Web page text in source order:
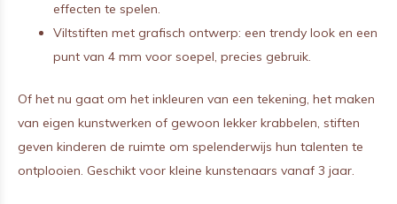
effecten te spelen.
Viltstiften met grafisch ontwerp: een trendy look en een
punt van 4 mm voor soepel, precies gebruik.
Of het nu gaat om het inkleuren van een tekening, het maken
van eigen kunstwerken of gewoon lekker krabbelen, stiften
geven kinderen de ruimte om spelenderwijs hun talenten te
ontplooien. Geschikt voor kleine kunstenaars vanaf 3 jaar.